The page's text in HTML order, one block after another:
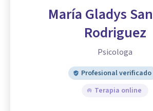
María Gladys
Rodriguez
Psicologa
Profesional verificado
Terapia online